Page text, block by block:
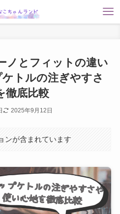
ノとフィットの違い
トルの注ぎやすさ
徹底比較
2025年9月12日
ンが含まれています